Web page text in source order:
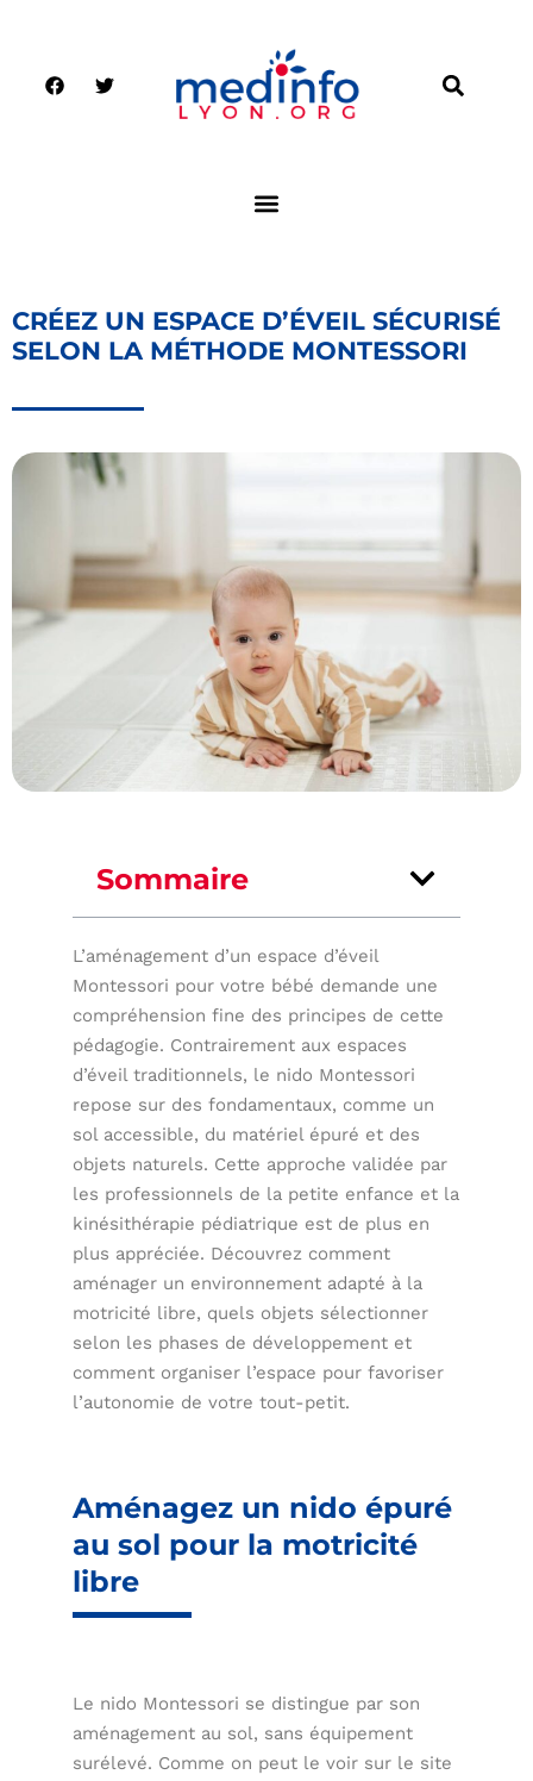
CRÉEZ UN ESPACE D’ÉVEIL SÉCURISÉ
SELON LA MÉTHODE MONTESSORI
Sommaire
L’aménagement d’un espace d’éveil
Montessori pour votre bébé demande une
compréhension fine des principes de cette
pédagogie. Contrairement aux espaces
d’éveil traditionnels, le nido Montessori
repose sur des fondamentaux, comme un
sol accessible, du matériel épuré et des
objets naturels. Cette approche validée par
les professionnels de la petite enfance et la
kinésithérapie pédiatrique est de plus en
plus appréciée. Découvrez comment
aménager un environnement adapté à la
motricité libre, quels objets sélectionner
selon les phases de développement et
comment organiser l’espace pour favoriser
l’autonomie de votre tout-petit.
Aménagez un nido épuré
au sol pour la motricité
libre
Le nido Montessori se distingue par son
aménagement au sol, sans équipement
surélevé. Comme on peut le voir sur le site